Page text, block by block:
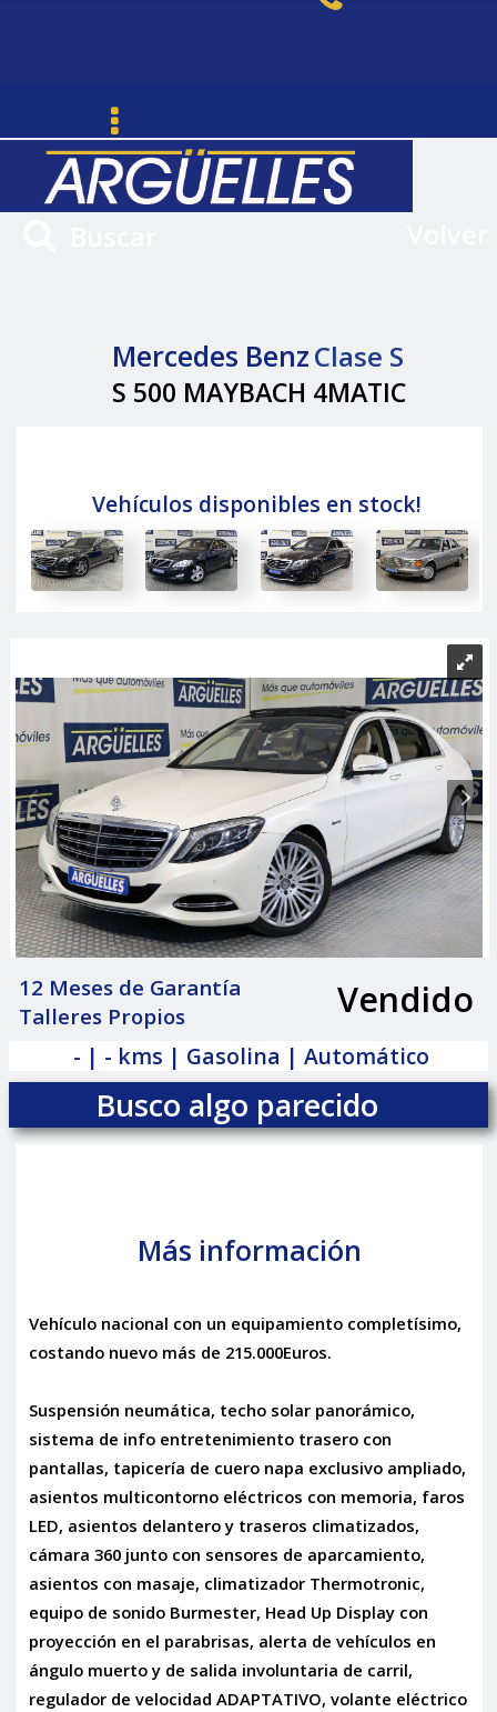
Mercedes BenzClase S
S 500 MAYBACH 4MATIC
Vehículos disponibles en stock!
12 Meses de Garantía
Talleres Propios
Vendido
- | - kms | Gasolina | Automático
Busco algo parecido
Más información
Vehículo nacional con un equipamiento completísimo,
costando nuevo más de 215.000Euros.
Suspensión neumática, techo solar panorámico,
sistema de info entretenimiento trasero con
pantallas, tapicería de cuero napa exclusivo ampliado,
asientos multicontorno eléctricos con memoria, faros
LED, asientos delantero y traseros climatizados,
cámara 360 junto con sensores de aparcamiento,
asientos con masaje, climatizador Thermotronic,
equipo de sonido Burmester, Head Up Display con
proyección en el parabrisas, alerta de vehículos en
ángulo muerto y de salida involuntaria de carril,
regulador de velocidad ADAPTATIVO, volante eléctrico